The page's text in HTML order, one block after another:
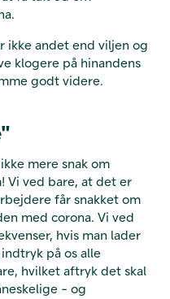
ikke andet end viljen og
klogere på hinandens
godt videre.
mere snak om
Vi ved bare, at det er
får snakket om
med corona. Vi ved
hvis man lader
på os alle
hvilket aftryk det skal
- og